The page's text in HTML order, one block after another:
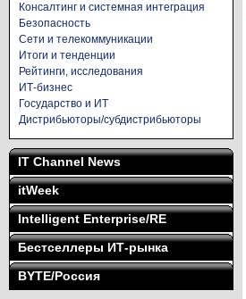
Консалтинг и системная интеграция
Безопасность
Сети и телекоммуникации
Итоги и тенденции
Рейтинги, исследования
ИТ-бизнес
Государство и ИТ
Дистрибьюторы/субдистрибьюторы
IT Channel News
itWeek
Intelligent Enterprise/RE
Бестселлеры ИТ-рынка
BYTE/Россия